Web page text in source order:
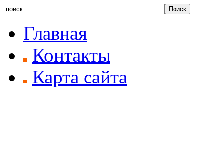
Главная
Контакты
Карта сайта